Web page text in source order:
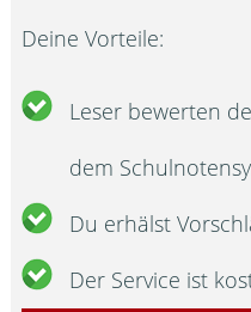
Deine Vorteile:
Leser bewerten
dem
Du erhälst
Der Service ist